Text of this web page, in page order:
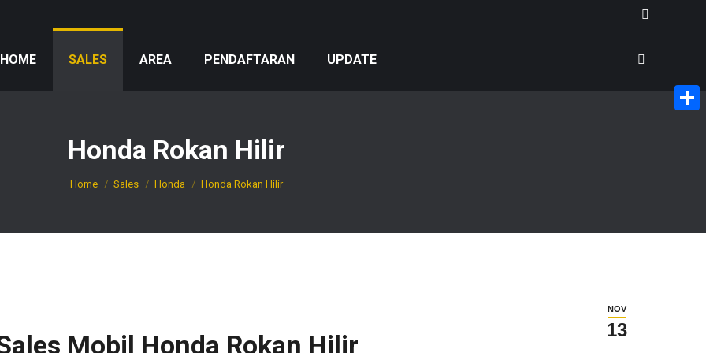
Search:
HOME SALES AREA PENDAFTARAN UPDATE
Honda Rokan Hilir
You are here:
Home Sales Honda Honda Rokan Hilir
NOV
13
Mobil Honda Rokan Hilir